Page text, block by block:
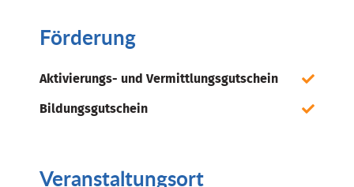
Förderung
Aktivierungs- und Vermittlungsgutschein
Bildungsgutschein
Veranstaltungsort